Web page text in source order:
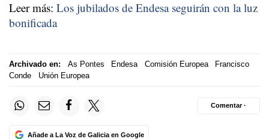
Leer más: Los jubilados de Endesa seguirán con la luz
bonificada
Archivado en: As Pontes Endesa Comisión Europea
Francisco
Conde
Unión Europea
Añade a La Voz de Galicia en Google
Comentar ·